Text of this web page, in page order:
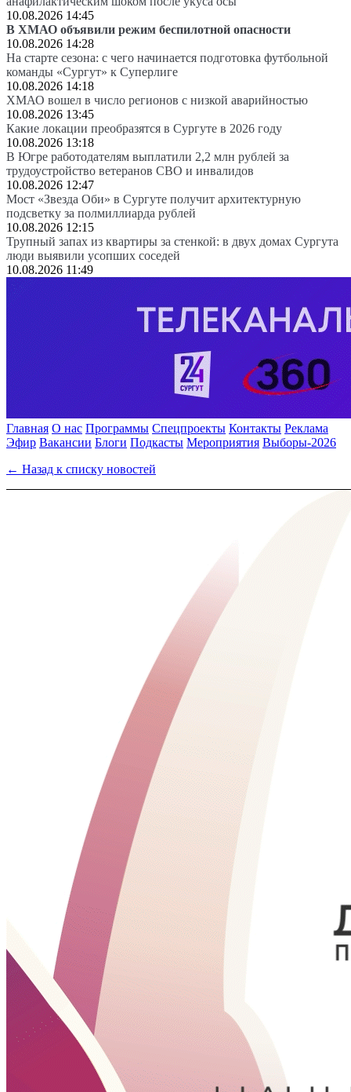
10.08.2026 14:45
В ХМАО объявили режим беспилотной опасности
10.08.2026 14:28
На старте сезона: с чего начинается подготовка футбольной
команды «Сургут» к Суперлиге
10.08.2026 14:18
ХМАО вошел в число регионов с низкой аварийностью
10.08.2026 13:45
Какие локации преобразятся в Сургуте в 2026 году
10.08.2026 13:18
В Югре работодателям выплатили 2,2 млн рублей за
трудоустройство ветеранов СВО и инвалидов
10.08.2026 12:47
Мост «Звезда Оби» в Сургуте получит архитектурную
подсветку за полмиллиарда рублей
10.08.2026 12:15
Трупный запах из квартиры за стенкой: в двух домах Сургута
люди выявили усопших соседей
10.08.2026 11:49
Главная О нас Программы Спецпроекты Контакты Реклама
Эфир Вакансии Блоги Подкасты Мероприятия Выборы-2026
← Назад к списку новостей